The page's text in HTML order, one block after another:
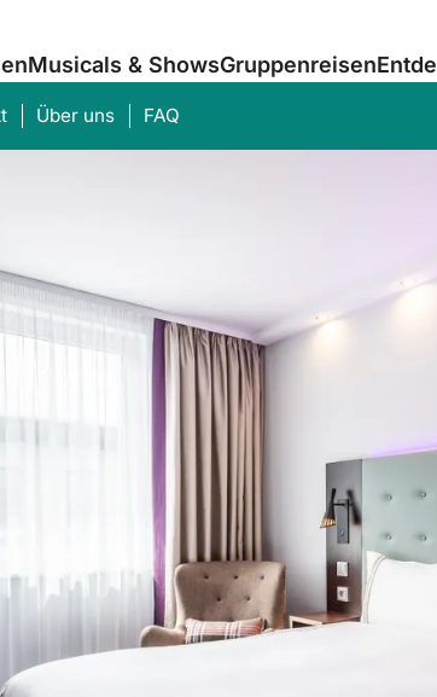
Musicals & ShowsGruppenreisen
Über uns FAQ